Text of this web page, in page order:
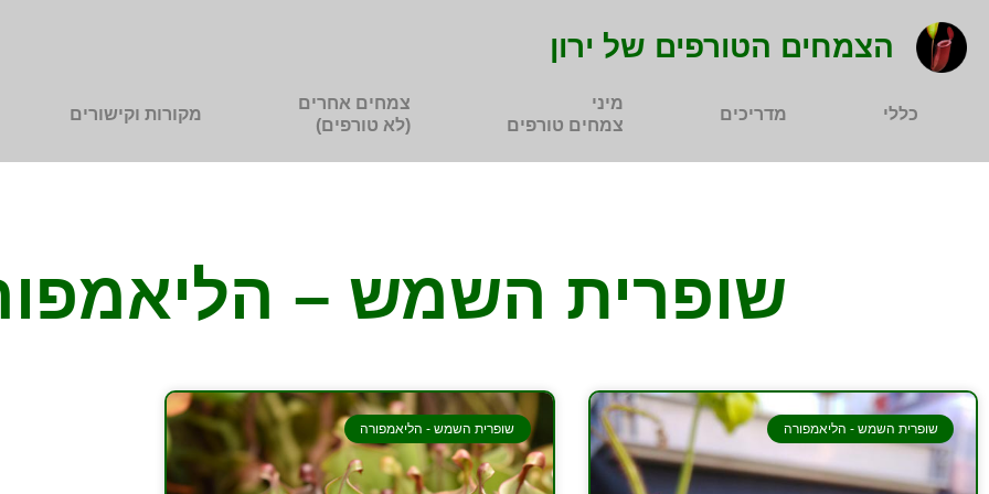
הצמחים הטורפים של ירון
כללי מדריכים
מיני
צמחים טורפים
צמחים אחרים
(לא טורפים)
מקורות וקישורים
שופרית השמש –
שופרית השמש - הליאמפורה שופרית השמש - הליאמפורה